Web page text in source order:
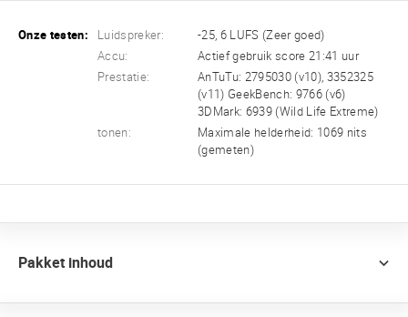
Onze testen: Luidspreker:
-25, 6 LUFS (Zeer goed)
Accu:
Actief gebruik score 21:41 uur
Prestatie:
AnTuTu: 2795030 (v10), 3352325
(v11) GeekBench: 9766 (v6)
3DMark: 6939 (Wild Life Extreme)
tonen:
Maximale helderheid: 1069 nits
(gemeten)
Pakket inhoud